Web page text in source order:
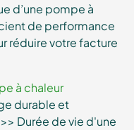
d’une pompe à
de performance
réduire votre facture
à chaleur
durable et
Durée de vie d'une